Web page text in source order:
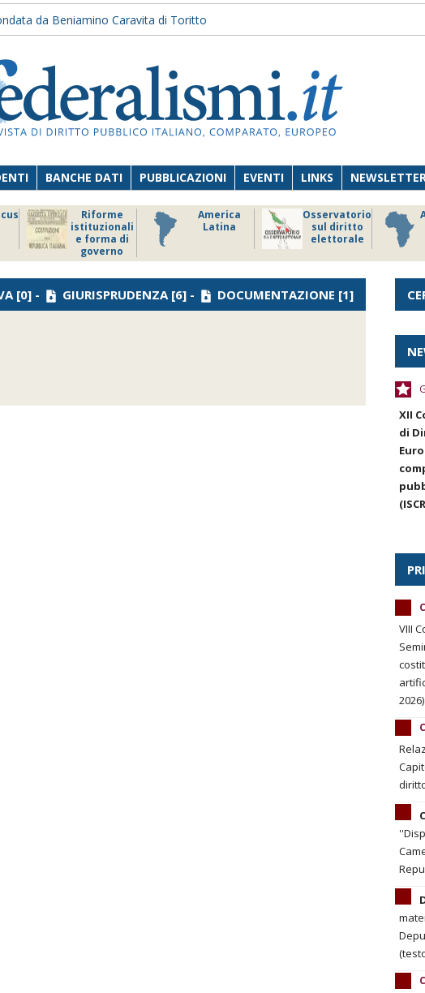
da Beniamino Caravita di Toritto
BANCHE DATI PUBBLICAZIONI EVENTI LINKS
Riforme
istituzionali
e forma di
governo
America
Latina
Osservatorio
sul diritto
elettorale
[0] - GIURISPRUDENZA[6] - DOCUMENTAZIONE [1]
XII
di
VIII
2026)